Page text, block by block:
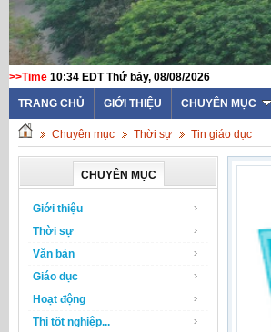
>>Time 10:34 EDT Thứ bảy, 08/08/2026
TRANG CHỦ GIỚI THIỆU CHUYÊN MỤC
Chuyên mục Thời sự Tin giáo dục
CHUYÊN MỤC
Giới thiệu
Thời sự
Văn bản
Giáo dục
Hoạt động
Thi tốt nghiệp...